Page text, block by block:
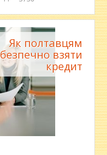
Як полтавцям
безпечно взяти
кредит